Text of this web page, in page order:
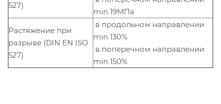
527)
min 19МПа
Растяжение при
разрыве (DIN EN ISO
527)
в продольном направлении
min 130%
в поперечном направлении
min 150%